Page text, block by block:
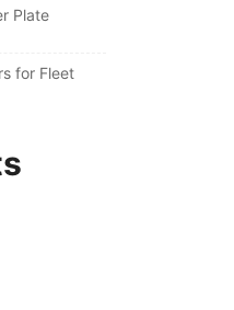
Plate
for Fleet